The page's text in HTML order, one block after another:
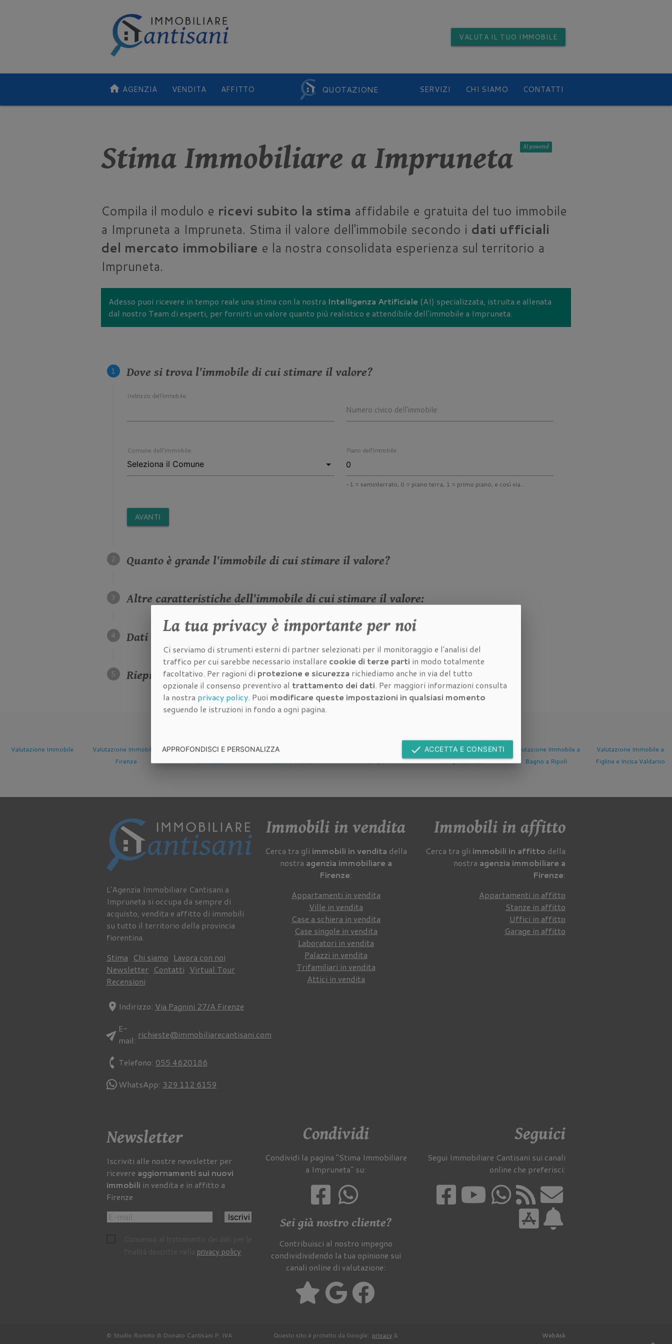
VALUTA IL TUO IMMOBILE
home AGENZIA VENDITA AFFITTO QUOTAZIONE SERVIZI CHI SIAMO CONTATTI
Stima Immobiliare a Impruneta AI
Compila il modulo e ricevi subito la stima affidabile e gratuita del tuo immobile
a Impruneta a Impruneta. Stima il valore dell'immobile secondo i dati ufficiali
del mercato immobiliare e la nostra consolidata esperienza sul territorio a
Impruneta.
Adesso puoi ricevere in tempo reale una stima con la nostra Intelligenza Artificiale (AI) specializzata, istruita e allenata
dal nostro Team di esperti, per fornirti un valore quanto più realistico e attendibile dell'immobile a Impruneta.
Dove si trova l'immobile di cui stimare il valore?
Indirizzo dell'immobile:
Numero civico dell'immobile:
Comune dell'immobile: Piano dell'immobile:
-1 = seminterrato, 0 = piano terra, 1 = primo piano, e così via...
AVANTI
Quanto è grande l'immobile di cui stimare il valore?
Altre caratteristiche dell'immobile di cui stimare il valore:
Dati della proprietà dell'immobile di cui stimare il valore:
Riepilogo dei dati dell'immobile di cui stimare il valore:
Valutazione Immobile a
Valutazione Immobile a
Scandicci
Valutazione Immobile a
Sesto Fiorentino
Valutazione Immobile a
Empoli
Valutazione Immobile a
Campi Bisenzio
Valutazione Immobile a
Bagno a Ripoli
Valutazione Immobile a
Figline e Incisa Valdarno
Valutazione Immobile a
Fucecchio
L'Agenzia Immobiliare Cantisani a
Impruneta si occupa da sempre di
acquisto, vendita e affitto di immobili
su tutto il territorio della provincia
fiorentina.
Stima Chi siamo Lavora con noi
Newsletter Contatti Virtual Tour
Recensioni
location_on Indirizzo: Via Pagnini 27/A Firenze
sendE-
mail:
richieste@immobiliarecantisani.com
phoneTelefono: 055 4620186
WhatsApp: 329 112 6159
Immobili in vendita
Cerca tra gli immobili in vendita della
nostra agenzia immobiliare a
Firenze:
Appartamenti in vendita
Ville in vendita
Case a schiera in vendita
Case singole in vendita
Laboratori in vendita
Palazzi in vendita
Trifamiliari in vendita
Attici in vendita
Immobili in affitto
Cerca tra gli immobili in affitto della
nostra agenzia immobiliare a
Firenze:
Appartamenti in affitto
Stanze in affitto
Uffici in affitto
Garage in affitto
Newsletter
Iscriviti alle nostre newsletter per
ricevere aggiornamenti sui nuovi
immobili in vendita e in affitto a
Firenze
Iscrivi
privacy policy
Condividi
Condividi la pagina "Stima Immobiliare
a Impruneta" su:
Sei già nostro cliente?
Contribuisci al nostro impegno
condividividendo la tua opinione sui
canali online di valutazione:
Seguici
Segui Immobiliare Cantisani sui canali
online che preferisci:
© Studio Romito di Donato Cantisani P. IVA
Questo sito è protetto da Google: privacy &
WebAsk
La tuaprivacy è importante per noi
Ci serviamo di strumenti esterni di partner selezionati per il monitoraggio e l'analisi del
traffico per cui sarebbe necessario installare cookie di terze parti in modo totalmente
facoltativo. Per ragioni di protezione e sicurezza richiediamo anche in via del tutto
opzionale il consenso preventivo al trattamento dei dati. Per maggiori informazioni consulta
la nostra privacy policy. Puoi modificare queste impostazioni in qualsiasi momento
seguendo le istruzioni in fondo a ogni pagina.
APPROFONDISCI E PERSONALIZZA done ACCETTA E CONSENTI